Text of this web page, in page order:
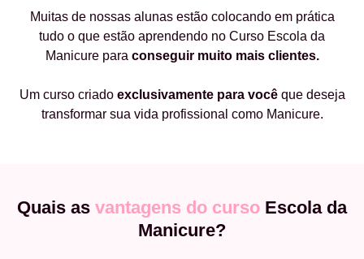
Muitas de nossas alunas estão colocando em prática
tudo o que estão aprendendo no Curso Escola da
Manicure para conseguir muito mais clientes.
Um curso criado exclusivamente para vocêque deseja
transformar sua vida profissional como Manicure.
Quais as vantagens do curso Escola da
Manicure?